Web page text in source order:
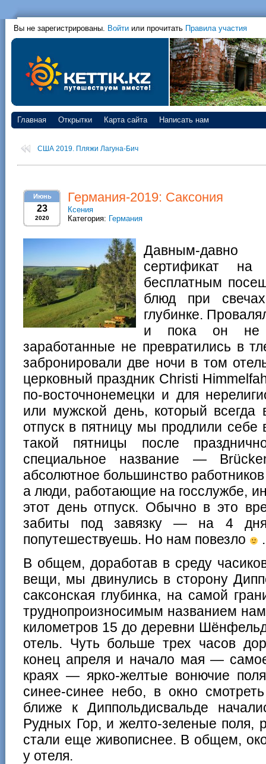
Вы не зарегистрированы. Войти или прочитать Правила участия
Главная Открытки Карта сайта Написать нам
США 2019. Пляжи Лагуна-Бич
Июнь
23
2020
Германия-2019: Саксония
Ксения
Категория: Германия
Давным-
сертификат
бесплатным
блюд при
глубинке.
и пока он не
заработанные не превратились в
забронировали две ночи в том
церковный праздник Christi
по-восточнонемецки и для
или мужской день, который всегда
отпуск в пятницу мы продлили
такой пятницы после
специальное название —
абсолютное большинство
а люди, работающие на госслужбе,
этот день отпуск. Обычно в это
забиты под завязку — на 4
попутешествуешь. Но нам повезло
.
В общем, доработав в среду
вещи, мы двинулись в сторону
саксонская глубинка, на самой
труднопроизносимым названием
километров 15 до деревни
отель. Чуть больше трех часов
конец апреля и начало мая —
краях — ярко-желтые вонючие
синее-синее небо, в окно
ближе к Диппольдисвальде
Рудных Гор, и желто-зеленые поля,
стали еще живописнее. В общем,
у отеля.